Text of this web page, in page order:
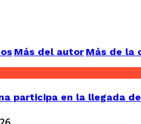
Más del autor Más de la
participa en la llegada